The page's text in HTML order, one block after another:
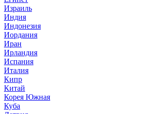
Израиль
Индия
Индонезия
Иордания
Иран
Ирландия
Испания
Италия
Кипр
Китай
Корея Южная
Куба